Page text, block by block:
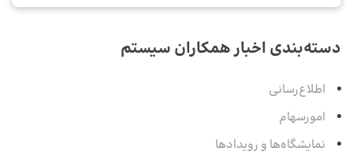
دسته‌بندی اخبار همکاران سیستم
اطلاع‌رسانی
امورسهام
نمایشگاه‌ها و رویدادها